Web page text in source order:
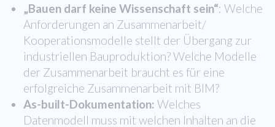
„Bauen darf keine Wissenschaft sein“: Welche
Anforderungen an Zusammenarbeit/
Kooperationsmodelle stellt der Übergang zur
industriellen Bauproduktion? Welche Modelle
der Zusammenarbeit braucht es für eine
erfolgreiche Zusammenarbeit mit BIM?
As-built-Dokumentation: Welches
Datenmodell muss mit welchen Inhalten an die